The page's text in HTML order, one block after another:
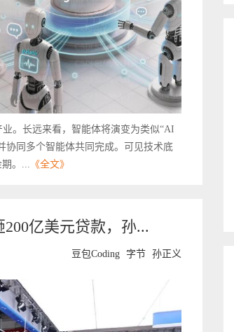
。长远来看，智能体将演变为类似“AI
协同多个智能体共同完成。可见技术底
。... 《全文》
亿美元贷款，孙...
豆包Coding 字节 孙正义